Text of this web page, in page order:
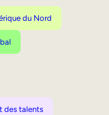
du Nord
des talents